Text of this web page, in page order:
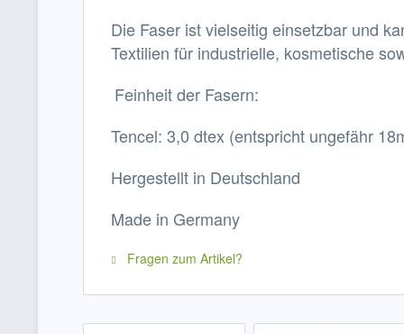
Die Faser ist vielseitig einsetzbar und
Textilien für industrielle, kosmetische
Feinheit der Fasern:
Tencel: 3,0 dtex (entspricht ungefähr
Hergestellt in Deutschland
Made in Germany
Fragen zum Artikel?